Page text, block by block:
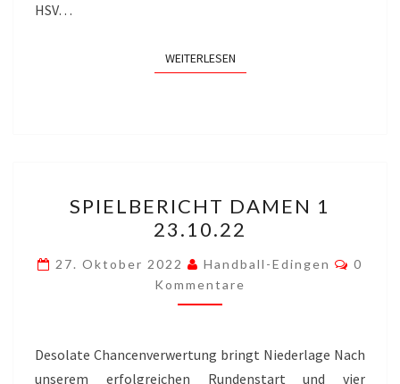
HSV…
WEITERLESENWEITERLESEN
DAMEN
1
23.10.22
SPIELBERICHT DAMEN 1
23.10.22
27. Oktober 2022 Handball-Edingen
0
Kommentare
Desolate Chancenverwertung bringt Niederlage Nach
unserem erfolgreichen Rundenstart und vier